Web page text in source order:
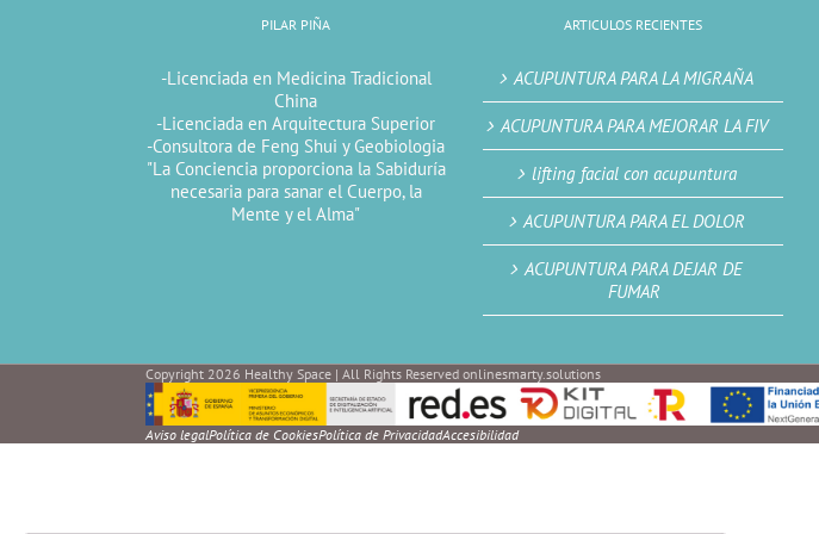
PILAR PIÑA
-Licenciada en Medicina Tradicional
China
-Licenciada en Arquitectura Superior
-Consultora de Feng Shui y Geobiologia
"La Conciencia proporciona la Sabiduría
necesaria para sanar el Cuerpo, la
Mente y el Alma"
ARTICULOS RECIENTES
ACUPUNTURA PARA LA MIGRAÑA
ACUPUNTURA PARA MEJORAR LA FIV
lifting facial con acupuntura
ACUPUNTURA PARA EL DOLOR
ACUPUNTURA PARA DEJAR DE
FUMAR
Copyright 2026 Healthy Space | All Rights Reserved onlinesmarty.solutions
Aviso legalPolítica de CookiesPolítica de PrivacidadAccesibilidad